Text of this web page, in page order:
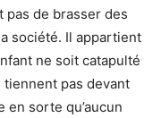
de brasser des
société. Il appartient
ne soit catapulté
pas devant
sorte qu’aucun